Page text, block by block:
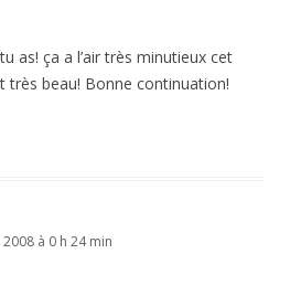
as! ça a l’air très minutieux cet
très beau! Bonne continuation!
à 0 h 24 min